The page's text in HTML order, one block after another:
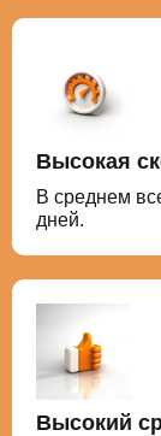
Высокая
В среднем
дней.
Высокий